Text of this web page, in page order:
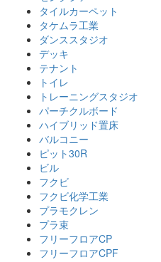
タイルカーペット
タケムラ工業
ダンススタジオ
デッキ
テナント
トイレ
トレーニングスタジオ
パーチクルボード
ハイブリッド置床
バルコニー
ピット30R
ビル
フクビ
フクビ化学工業
プラモクレン
プラ束
フリーフロアCP
フリーフロアCPF